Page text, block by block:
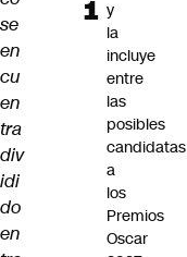
se
en
cu
en
tra
div
idi
do
en
y
la
incluye
entre
las
posibles
candidatas
a
los
Premios
Oscar